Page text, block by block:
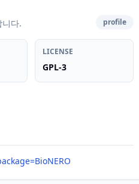
다. profile
LICENSE
GPL-3